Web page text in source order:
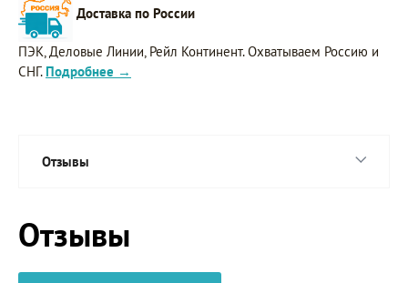
Доставка по России
ПЭК, Деловые Линии, Рейл Континент. Охватываем Россию и
СНГ. Подробнее →
Отзывы
Отзывы